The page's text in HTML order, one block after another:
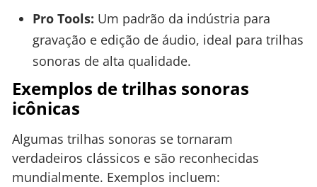
Pro Tools: Um padrão da indústria para
gravação e edição de áudio, ideal para trilhas
sonoras de alta qualidade.
Exemplos de trilhas sonoras
icônicas
Algumas trilhas sonoras se tornaram
verdadeiros clássicos e são reconhecidas
mundialmente. Exemplos incluem: